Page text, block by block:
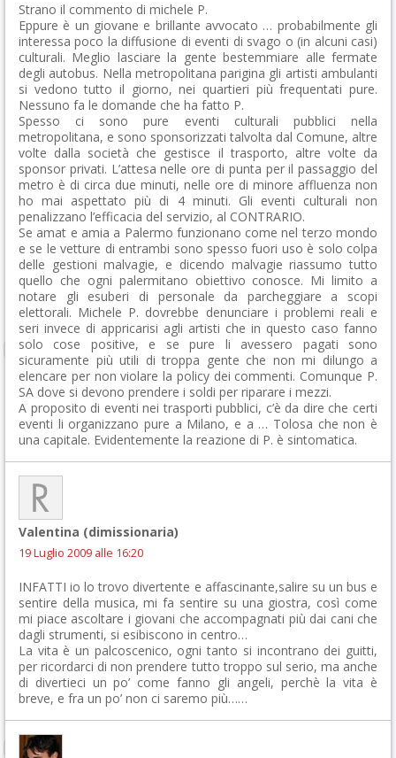
Strano il commento di michele P.
Eppure è un giovane e brillante avvocato … probabilmente gli
interessa poco la diffusione di eventi di svago o (in alcuni casi)
culturali. Meglio lasciare la gente bestemmiare alle fermate
degli autobus. Nella metropolitana parigina gli artisti ambulanti
si vedono tutto il giorno, nei quartieri più frequentati pure.
Nessuno fa le domande che ha fatto P.
Spesso ci sono pure eventi culturali pubblici nella
metropolitana, e sono sponsorizzati talvolta dal Comune, altre
volte dalla società che gestisce il trasporto, altre volte da
sponsor privati. L’attesa nelle ore di punta per il passaggio del
metro è di circa due minuti, nelle ore di minore affluenza non
ho mai aspettato più di 4 minuti. Gli eventi culturali non
penalizzano l’efficacia del servizio, al CONTRARIO.
Se amat e amia a Palermo funzionano come nel terzo mondo
e se le vetture di entrambi sono spesso fuori uso è solo colpa
delle gestioni malvagie, e dicendo malvagie riassumo tutto
quello che ogni palermitano obiettivo conosce. Mi limito a
notare gli esuberi di personale da parcheggiare a scopi
elettorali. Michele P. dovrebbe denunciare i problemi reali e
seri invece di appricarisi agli artisti che in questo caso fanno
solo cose positive, e se pure li avessero pagati sono
sicuramente più utili di troppa gente che non mi dilungo a
elencare per non violare la policy dei commenti. Comunque P.
SA dove si devono prendere i soldi per riparare i mezzi.
A proposito di eventi nei trasporti pubblici, c’è da dire che certi
eventi li organizzano pure a Milano, e a … Tolosa che non è
una capitale. Evidentemente la reazione di P. è sintomatica.
Valentina (dimissionaria)
19 Luglio 2009 alle 16:20
INFATTI io lo trovo divertente e affascinante,salire su un bus e
sentire della musica, mi fa sentire su una giostra, così come
mi piace ascoltare i giovani che accompagnati più dai cani che
dagli strumenti, si esibiscono in centro…
La vita è un palcoscenico, ogni tanto si incontrano dei guitti,
per ricordarci di non prendere tutto troppo sul serio, ma anche
di divertieci un po’ come fanno gli angeli, perchè la vita è
breve, e fra un po’ non ci saremo più……